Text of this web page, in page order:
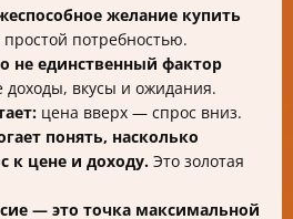
желание купить
простой потребностью.
не единственный фактор
доходы, вкусы и ожидания.
цена вверх — спрос вниз.
понять, насколько
к цене и доходу. Это золотая
— это точка максимальной